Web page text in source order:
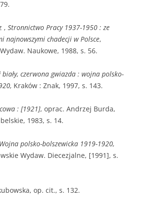
, Stronnictwo Pracy 1937-1950 : ze
najnowszymi chadecji w Polsce,
Naukowe, 1988, s. 56.
biały, czerwona gwiazda : wojna polsko-
Kraków : Znak, 1997, s. 143.
: [1921], oprac. Andrzej Burda,
1983, s. 14.
Wojna polsko-bolszewicka 1919-1920,
Wydaw. Diecezjalne, [1991], s.
op. cit., s. 132.